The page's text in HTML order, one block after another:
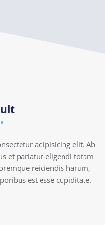
adipisicing elit. Ab
et pariatur eligendi totam
reiciendis harum,
est esse cupiditate.